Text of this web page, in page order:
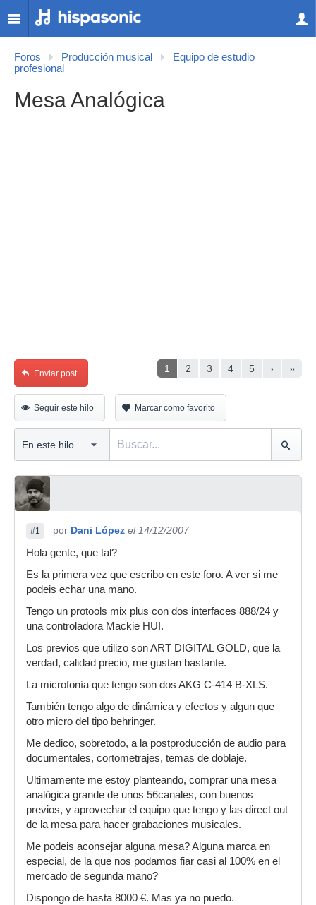
Foros Producción musical
Equipo de estudio
profesional
Mesa Analógica
1 2 3 4 5 › »
Enviar post
Seguir este hilo Marcar como favorito
#1 por Dani López el 14/12/2007
Hola gente, que tal?
Es la primera vez que escribo en este foro. A ver si me
podeis echar una mano.
Tengo un protools mix plus con dos interfaces 888/24 y
una controladora Mackie HUI.
Los previos que utilizo son ART DIGITAL GOLD, que la
verdad, calidad precio, me gustan bastante.
La microfonía que tengo son dos AKG C-414 B-XLS.
También tengo algo de dinámica y efectos y algun que
otro micro del tipo behringer.
Me dedico, sobretodo, a la postproducción de audio para
documentales, cortometrajes, temas de doblaje.
Ultimamente me estoy planteando, comprar una mesa
analógica grande de unos 56canales, con buenos
previos, y aprovechar el equipo que tengo y las direct out
de la mesa para hacer grabaciones musicales.
Me podeis aconsejar alguna mesa? Alguna marca en
especial, de la que nos podamos fiar casi al 100% en el
mercado de segunda mano?
Dispongo de hasta 8000 €. Mas ya no puedo.